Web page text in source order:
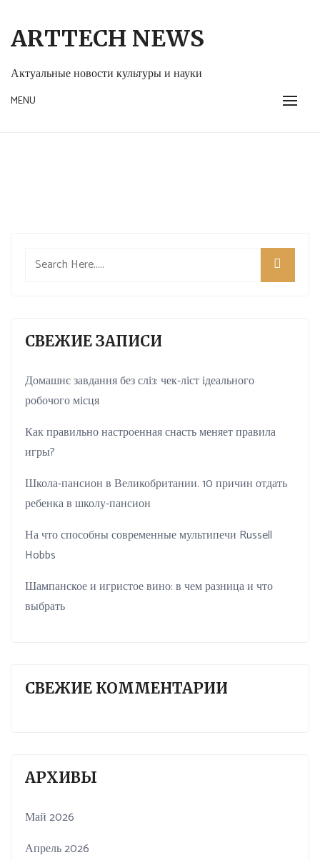
content
ARTTECH NEWS
Актуальные новости культуры и науки
MENU
СВЕЖИЕ ЗАПИСИ
Домашнє завдання без сліз: чек-ліст ідеального
робочого місця
Как правильно настроенная снасть меняет правила
игры?
Школа-пансион в Великобритании. 10 причин отдать
ребенка в школу-пансион
На что способны современные мультипечи Russell
Hobbs
Шампанское и игристое вино: в чем разница и что
выбрать
СВЕЖИЕ КОММЕНТАРИИ
АРХИВЫ
Май 2026
Апрель 2026